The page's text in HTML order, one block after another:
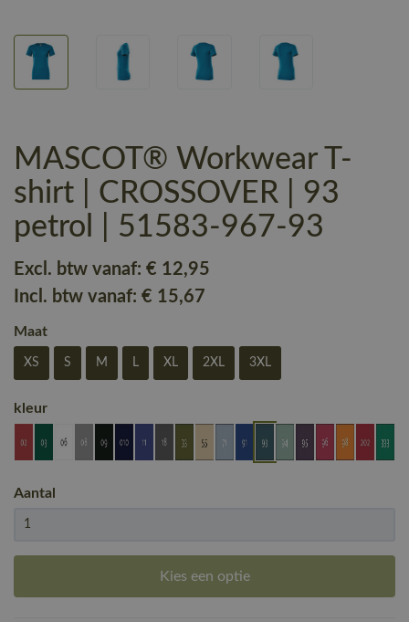
MASCOT® Workwear T-
shirt | CROSSOVER | 93
petrol | 51583-967-93
Excl. btw vanaf: € 12,95
Incl. btw vanaf: € 15,67
Maat
XS S M L XL 2XL 3XL
kleur
Aantal
Kies een optie